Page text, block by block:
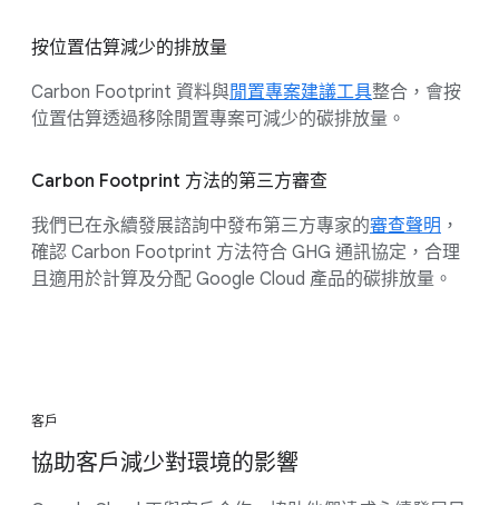
按位置估算減少的排放量
Carbon Footprint 資料與閒置專案建議工具整合，會按
位置估算透過移除閒置專案可減少的碳排放量。
Carbon Footprint 方法的第三方審查
我們已在永續發展諮詢中發布第三方專家的審查聲明 ，
確認 Carbon Footprint 方法符合 GHG 通訊協定，合理
且適用於計算及分配 Google Cloud 產品的碳排放量。
客戶
協助客戶減少對環境的影響